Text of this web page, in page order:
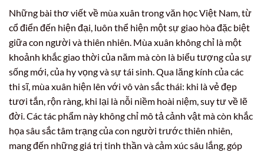
Những bài thơ viết về mùa xuân trong văn học Việt Nam, từ
cổ điển đến hiện đại, luôn thể hiện một sự giao hòa đặc biệt
giữa con người và thiên nhiên. Mùa xuân không chỉ là một
khoảnh khắc giao thời của năm mà còn là biểu tượng của sự
sống mới, của hy vọng và sự tái sinh. Qua lăng kính của các
thi sĩ, mùa xuân hiện lên với vô vàn sắc thái: khi là vẻ đẹp
tươi tắn, rộn ràng, khi lại là nỗi niềm hoài niệm, suy tư về lẽ
đời. Các tác phẩm này không chỉ mô tả cảnh vật mà còn khắc
họa sâu sắc tâm trạng của con người trước thiên nhiên,
mang đến những giá trị tinh thần và cảm xúc sâu lắng, góp